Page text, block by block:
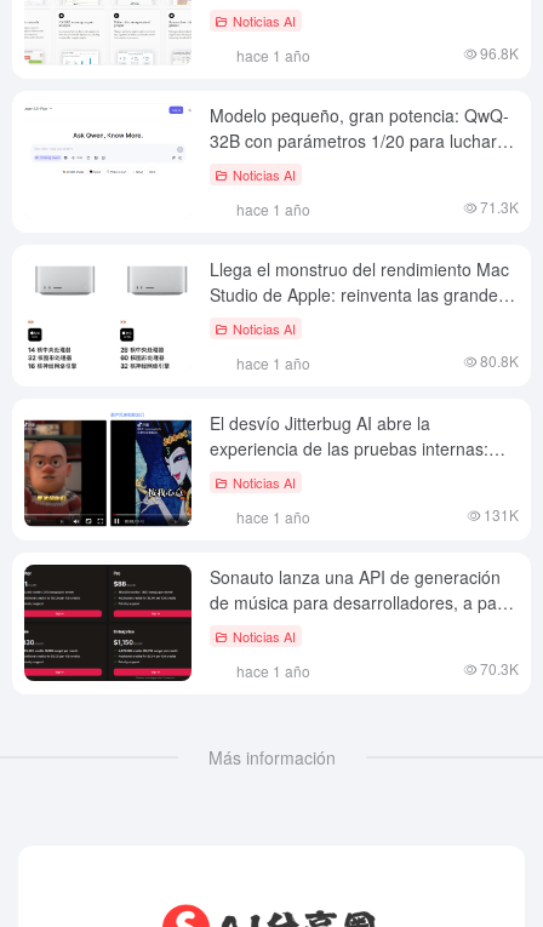
Noticias AI
hace 1 año 96.8K
Modelo pequeño, gran potencia: QwQ-
32B con parámetros 1/20 para luchar
contra DeepSeek-R1 de pura cepa
Noticias AI
hace 1 año 71.3K
Llega el monstruo del rendimiento Mac
Studio de Apple: reinventa las grandes
implantaciones de modelos y los flujos
Noticias AI
hace 1 año 80.8K
El desvío Jitterbug AI abre la
experiencia de las pruebas internas:
proceso completo desde la solicitud
Noticias AI
hace 1 año 131K
Sonauto lanza una API de generación
de música para desarrolladores, a partir
de $0,04 por canción
Noticias AI
hace 1 año 70.3K
Más información